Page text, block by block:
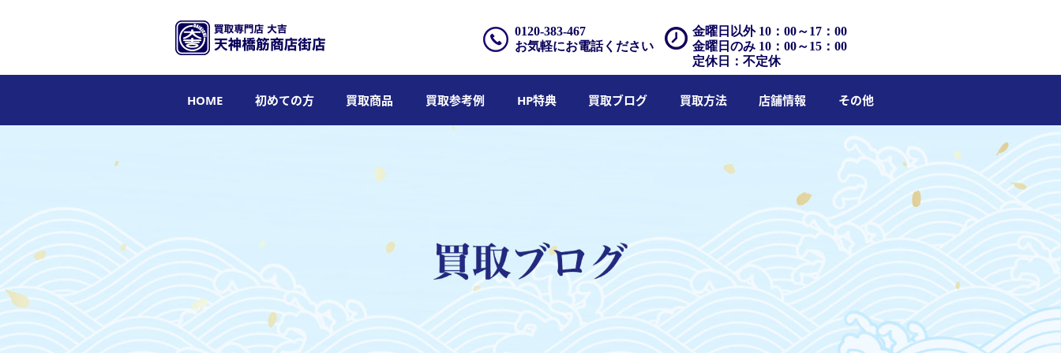
金曜日以外 10：00～17：00
金曜日のみ 10：00～15：00
定休日：不定休
0120-383-467
お気軽にお電話ください
HOME 初めての方 買取商品 買取参考例 HP特典 買取ブログ 買取方法 店舗情報 その他